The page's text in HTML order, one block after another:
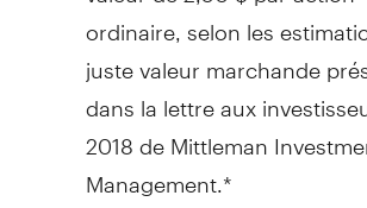
ordinaire, selon les
juste valeur marchande
dans la lettre aux
2018 de Mittleman
Management.*